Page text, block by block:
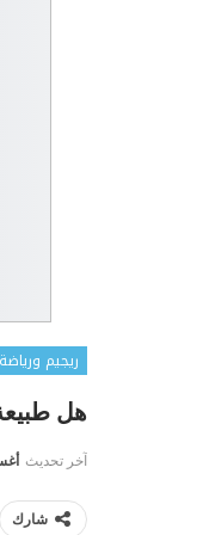
ريجيم ورياضة
هل
آخر تحديث
شارك